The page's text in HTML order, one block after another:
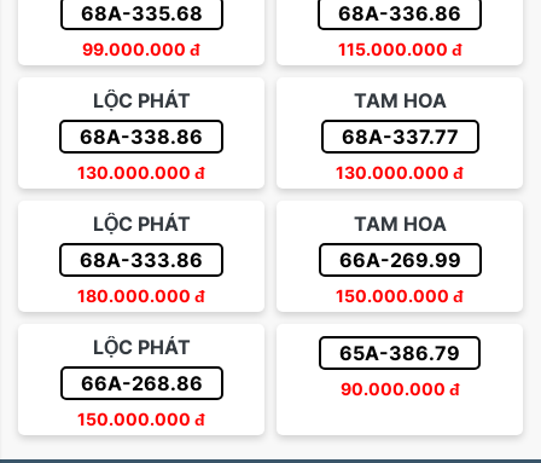
68A-335.68
99.000.000 đ
68A-336.86
115.000.000 đ
LỘC PHÁT
68A-338.86
130.000.000 đ
TAM HOA
68A-337.77
130.000.000 đ
LỘC PHÁT
68A-333.86
180.000.000 đ
TAM HOA
66A-269.99
150.000.000 đ
LỘC PHÁT
66A-268.86
150.000.000 đ
65A-386.79
90.000.000 đ